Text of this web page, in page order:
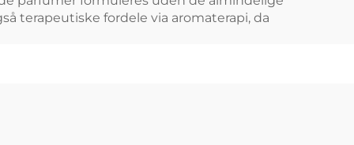
terapeutiske fordele via aromaterapi, da